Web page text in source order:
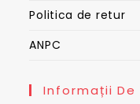
Politica de retur
ANPC
Informații